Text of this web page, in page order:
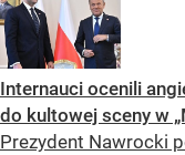
Internauci ocenili
do kultowej sceny w
Prezydent Nawrocki